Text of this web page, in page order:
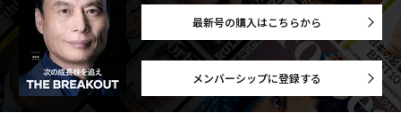
最新号の購入はこちらから
メンバーシップに登録する